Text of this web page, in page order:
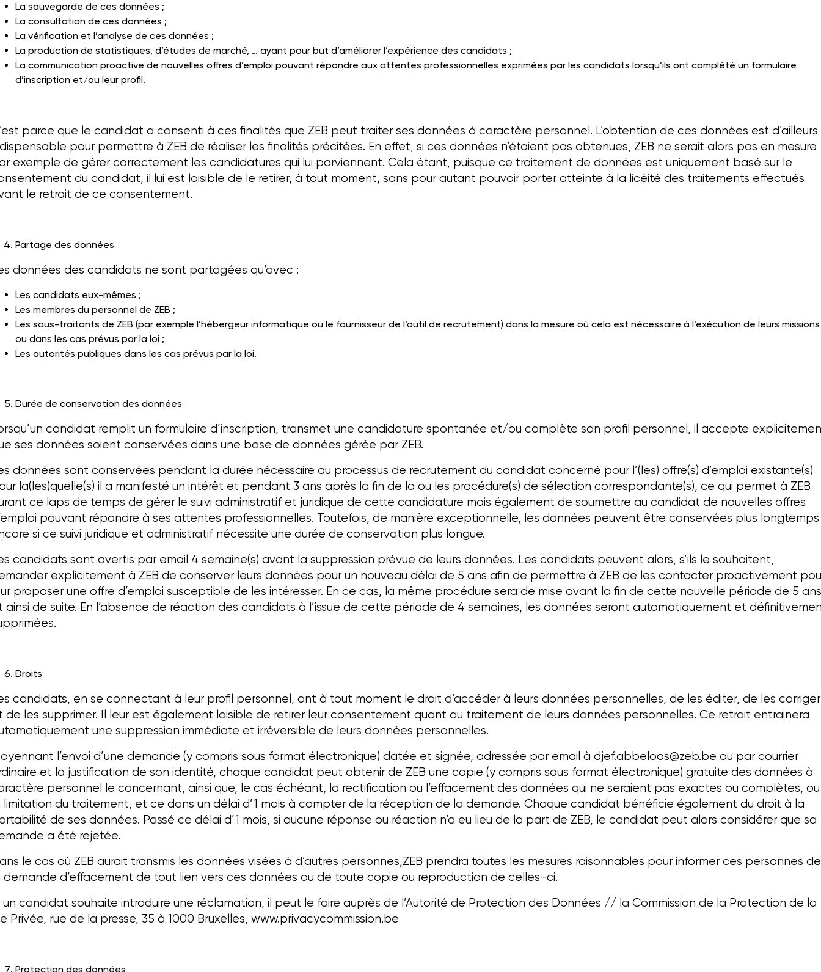
La sauvegarde de ces données ;
La consultation de ces données ;
La vérification et l’analyse de ces données ;
La production de statistiques, d’études de marché, … ayant pour but d’améliorer l’expérience des candidats ;
La communication proactive de nouvelles offres d’emploi pouvant répondre aux attentes professionnelles exprimées par les candidats lorsqu’ils ont complété un formulaire
d’inscription et/ou leur profil.
parce que le candidat a consenti à ces finalités que ZEB peut traiter ses données à caractère personnel. L’obtention de ces données est d’ailleurs
pour permettre à ZEB de réaliser les finalités précitées. En effet, si ces données n’étaient pas obtenues, ZEB ne serait alors pas en mesure
exemple de gérer correctement les candidatures qui lui parviennent. Cela étant, puisque ce traitement de données est uniquement basé sur le
du candidat, il lui est loisible de le retirer, à tout moment, sans pour autant pouvoir porter atteinte à la licéité des traitements effectués
le retrait de ce consentement.
Partage des données
données des candidats ne sont partagées qu’avec :
Les candidats eux-mêmes ;
Les membres du personnel de ZEB ;
Les sous-traitants de ZEB (par exemple l’hébergeur informatique ou le fournisseur de l’outil de recrutement) dans la mesure où cela est nécessaire à l’exécution de leurs missions
ou dans les cas prévus par la loi ;
Les autorités publiques dans les cas prévus par la loi.
Durée de conservation des données
candidat remplit un formulaire d’inscription, transmet une candidature spontanée et/ou complète son profil personnel, il accepte
ses données soient conservées dans une base de données gérée par ZEB.
données sont conservées pendant la durée nécessaire au processus de recrutement du candidat concerné pour l’(les) offre(s) d’emploi existante(s)
la(les)quelle(s) il a manifesté un intérêt et pendant 3 ans après la fin de la ou les procédure(s) de sélection correspondante(s), ce qui permet à ZEB
ce laps de temps de gérer le suivi administratif et juridique de cette candidature mais également de soumettre au candidat de nouvelles offres
pouvant répondre à ses attentes professionnelles. Toutefois, de manière exceptionnelle, les données peuvent être conservées plus longtemps
si ce suivi juridique et administratif nécessite une durée de conservation plus longue.
candidats sont avertis par email 4 semaine(s) avant la suppression prévue de leurs données. Les candidats peuvent alors, s’ils le souhaitent,
explicitement à ZEB de conserver leurs données pour un nouveau délai de 5 ans afin de permettre à ZEB de les contacter proactivement
proposer une offre d’emploi susceptible de les intéresser. En ce cas, la même procédure sera de mise avant la fin de cette nouvelle période de 5
ainsi de suite. En l’absence de réaction des candidats à l’issue de cette période de 4 semaines, les données seront automatiquement et
Droits
candidats, en se connectant à leur profil personnel, ont à tout moment le droit d’accéder à leurs données personnelles, de les éditer, de les corriger
de les supprimer. Il leur est également loisible de retirer leur consentement quant au traitement de leurs données personnelles. Ce retrait entrainera
une suppression immédiate et irréversible de leurs données personnelles.
l’envoi d’une demande (y compris sous format électronique) datée et signée, adressée par email à djef.abbeloos@zeb.be ou par courrier
et la justification de son identité, chaque candidat peut obtenir de ZEB une copie (y compris sous format électronique) gratuite des données à
personnel le concernant, ainsi que, le cas échéant, la rectification ou l’effacement des données qui ne seraient pas exactes ou complètes, ou
limitation du traitement, et ce dans un délai d’1 mois à compter de la réception de la demande. Chaque candidat bénéficie également du droit à la
de ses données. Passé ce délai d’1 mois, si aucune réponse ou réaction n’a eu lieu de la part de ZEB, le candidat peut alors considérer que sa
a été rejetée.
le cas où ZEB aurait transmis les données visées à d’autres personnes,ZEB prendra toutes les mesures raisonnables pour informer ces personnes de
demande d’effacement de tout lien vers ces données ou de toute copie ou reproduction de celles-ci.
un candidat souhaite introduire une réclamation, il peut le faire auprès de l’Autorité de Protection des Données // la Commission de la Protection de la
Privée, rue de la presse, 35 à 1000 Bruxelles, www.privacycommission.be
Protection des données